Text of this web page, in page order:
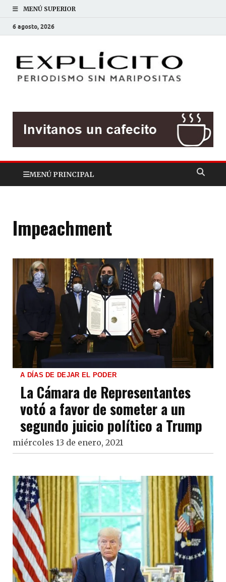
MENÚ SUPERIOR
6 agosto, 2026
MENÚ PRINCIPAL
Impeachment
A DÍAS DE DEJAR EL PODER
La Cámara de Representantes
votó a favor de someter a un
segundo juicio político a Trump
miércoles 13 de enero, 2021